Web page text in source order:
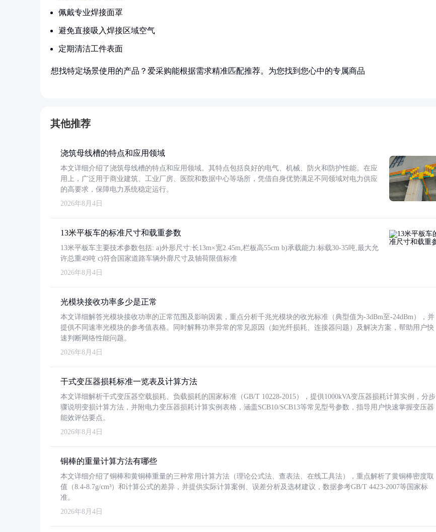
佩戴专业焊接面罩
避免直接吸入焊接区域空气
定期清洁工件表面
想找特定场景使用的产品？爱采购能根据需求精准匹配推荐。为您找到您心中的专属商品
其他推荐
浇筑母线槽的特点和应用领域
本文详细介绍了浇筑母线槽的特点和应用领域。其特点包括良好的电气、机械、防火和防护性能。在应
用上，广泛用于商业建筑、工业厂房、医院和数据中心等场所，凭借自身优势满足不同领域对电力供应
的高要求，保障电力系统稳定运行。
2026年8月4日
13米平板车的标准尺寸和载重参数
13米平板车主要技术参数包括: a)外形尺寸:长13m×宽2.45m,栏板高55cm b)承载能力:标载30-35吨,最大允
许总重49吨 c)符合国家道路车辆外廓尺寸及轴荷限值标准
2026年8月4日
光模块接收功率多少是正常
本文详细解答光模块接收功率的正常范围及影响因素，重点分析千兆光模块的收光标准（典型值为-3dBm至-24dBm），并
提供不同速率光模块的参考值表格。同时解释功率异常的常见原因（如光纤损耗、连接器问题）及解决方案，帮助用户快
速判断网络性能问题。
2026年8月4日
干式变压器损耗标准一览表及计算方法
本文详细解析干式变压器空载损耗、负载损耗的国家标准（GB/T 10228-2015），提供1000kVA变压器损耗计算实例，分步
骤说明变损计算方法，并附电力变压器损耗计算实例表格，涵盖SCB10/SCB13等常见型号参数，指导用户快速掌握变压器
能效评估要点。
2026年8月4日
铜棒的重量计算方法有哪些
本文详细介绍了铜棒和黄铜棒重量的三种常用计算方法（理论公式法、查表法、在线工具法），重点解析了黄铜棒密度取
值（8.4-8.7g/cm³）和计算公式的差异，并提供实际计算案例、误差分析及选材建议，数据参考GB/T 4423-2007等国家标
准。
2026年8月4日